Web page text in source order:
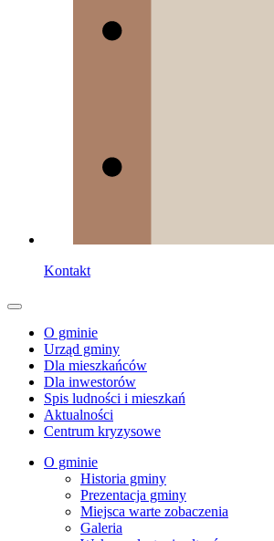
Kontakt
O gminie
Urząd gminy
Dla mieszkańców
Dla inwestorów
Spis ludności i mieszkań
Aktualności
Centrum kryzysowe
O gminie
Historia gminy
Prezentacja gminy
Miejsca warte zobaczenia
Galeria